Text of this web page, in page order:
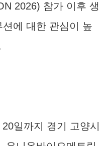
2026) 참가 이후 생
에 대한 관심이 높
일까지 경기 고양시